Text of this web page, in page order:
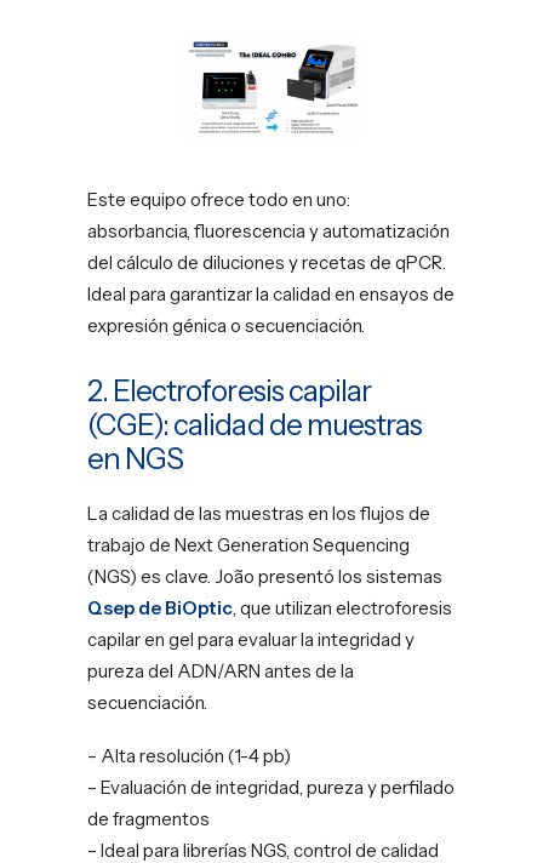
Este equipo ofrece todo en uno:
absorbancia, fluorescencia y automatización
del cálculo de diluciones y recetas de qPCR.
Ideal para garantizar la calidad en ensayos de
expresión génica o secuenciación.
2. Electroforesis capilar
(CGE): calidad de muestras
en NGS
La calidad de las muestras en los flujos de
trabajo de Next Generation Sequencing
(NGS) es clave. João presentó los sistemas
Qsep de BiOptic, que utilizan electroforesis
capilar en gel para evaluar la integridad y
pureza del ADN/ARN antes de la
secuenciación.
– Alta resolución (1-4 pb)
– Evaluación de integridad, pureza y perfilado
de fragmentos
– Ideal para librerías NGS, control de calidad